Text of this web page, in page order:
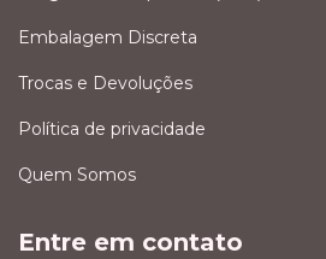
Embalagem Discreta
Trocas e Devoluções
Política de privacidade
Quem Somos
Entre em contato